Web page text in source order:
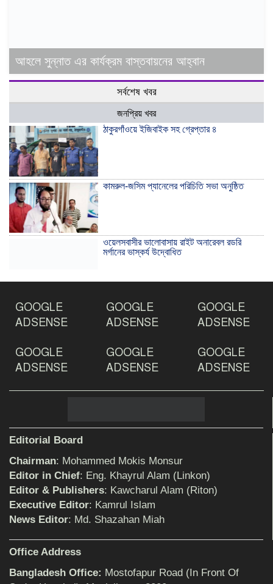
আহলে সুন্নাত এর কার্যক্রম বাস্তবায়নের আহ্বান
সর্বশেষ খবর
জনপ্রিয় খবর
ঠাকুরগাঁওয়ে ইজিবাইক সহ গ্রেপ্তার ৪
কামরুল-জসিম প্যানেলের পরিচিতি সভা অনুষ্ঠিত
ওয়েলসবাসীর ভালোবাসায় রাইট অনারেবল রডরি
মর্গানের ভাস্কর্য উদ্বোধিত
দেশ রক্ষায় প্রগতিশীল সাংবাদিকদের ভুমিকা গুরুত্বপূর্ণ
-মহিবুল হাসান চৌধুরী
শিক্ষিকার ওপর হামলাকারীদের গ্রেফতারের দাবিতে
মানববন্ধন অনুষ্ঠিত
বিমানের সিলেট-ম্যানচেস্টার সরাসরি ফ্লাইট চালু হচ্ছে
ঠাকুরগাঁওয়ে শিশু ধর্ষকের যাবজ্জীবন কারাদণ্ড
GOOGLE
ADSENSE
GOOGLE
ADSENSE
GOOGLE
ADSENSE
GOOGLE
ADSENSE
GOOGLE
ADSENSE
GOOGLE
ADSENSE
Editorial Board
Chairman: Mohammed Mokis Monsur
Editor in Chief: Eng. Khayrul Alam (Linkon)
Editor & Publishers: Kawcharul Alam (Riton)
Executive Editor: Kamrul Islam
News Editor: Md. Shazahan Miah
Office Address
Bangladesh Office: Mostofapur Road (In Front Of